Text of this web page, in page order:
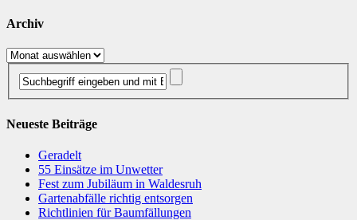
Archiv
Archiv
Neueste Beiträge
Geradelt
​55 Einsätze im Unwetter
Fest zum Jubiläum in Waldesruh
Gartenabfälle richtig entsorgen
Richtlinien für Baumfällungen